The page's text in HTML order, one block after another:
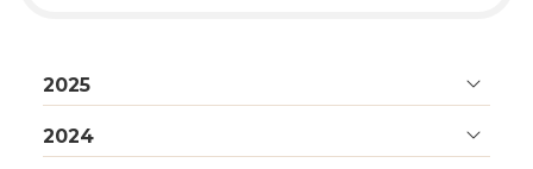
2025
2024